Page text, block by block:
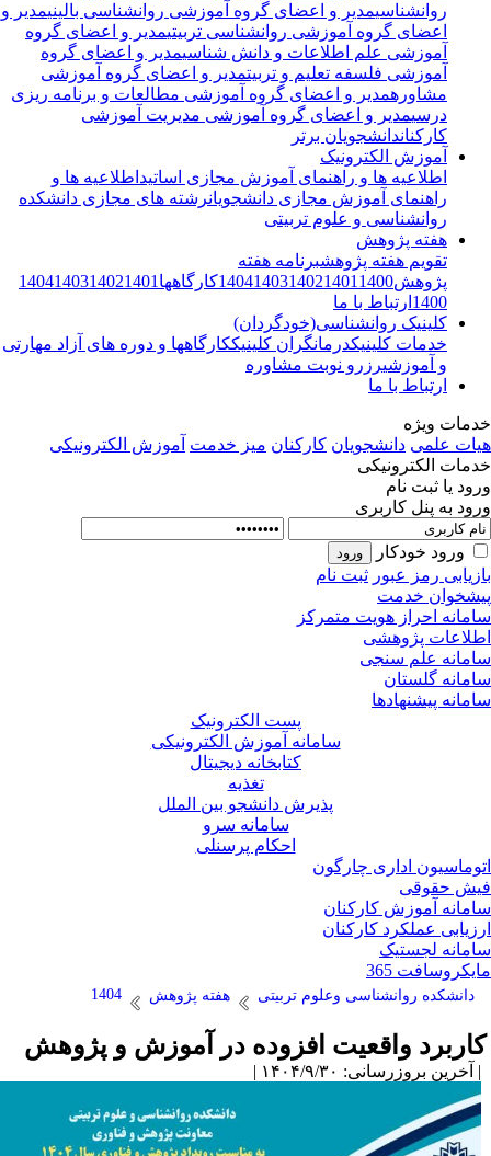
روانشناسیمدیر و اعضای گروه آموزشی روانشناسی بالینیمدیر و
اعضای گروه آموزشی روانشناسی تربیتیمدیر و اعضای گروه
آموزشی علم اطلاعات و دانش شناسیمدیر و اعضای گروه
آموزشی فلسفه تعلیم و تربیتمدیر و اعضای گروه آموزشی
مشاوره مدیر و اعضای گروه آموزشی مطالعات و برنامه ریزی
درسیمدیر و اعضای گروه آموزشی مدیریت آموزشی
کارکناندانشجویان برتر
آموزش الکترونیک
اطلاعیه ها و راهنمای آموزش مجازی اساتیداطلاعیه ها و
راهنمای آموزش مجازی دانشجویانرشته های مجازی دانشکده
روانشناسی و علوم تربیتی
هفته پژوهش
تقویم هفته پژوهشبرنامه هفته
پژوهش
14041403140214011400 کارگاهها 1404140314021401
1400ارتباط با ما
کلینیک روانشناسی(خودگردان)
خدمات کلینیکدرمانگران کلینیککارگاهها و دوره های آزاد مهارتی
و آموزشیرزرو نوبت مشاوره
ارتباط با ما
ویژه
علمی دانشجویان کارکنان میز خدمت آموزش الکترونیکی
الکترونیکی
یا ثبت نام
به پنل کاربری
ورود خودکار
رمز عبور ثبت نام
خدمت
احراز هویت متمرکز
پژوهشی
علم سنجی
گلستان
پیشنهادها
پست الکترونیک
سامانه آموزش الکترونیکی
کتابخانه دیجیتال
تغذیه
پذیرش دانشجو بین الملل
سامانه سرو
احکام پرسنلی
اداری چارگون
حقوقی
آموزش کارکنان
عملکرد کارکنان
لجستیک
365
دانشکده روانشناسی وعلوم تربیتی هفته پژوهش 1404
واقعیت افزوده در آموزش و پژوهش
بروزرسانی: ۱۴۰۴/۹/۳۰ |